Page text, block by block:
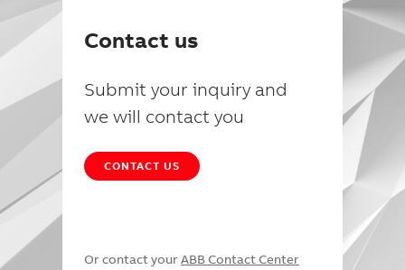
Contact us
Submit your inquiry and
we will contact you
CONTACT US
Or contact your ABB Contact Center